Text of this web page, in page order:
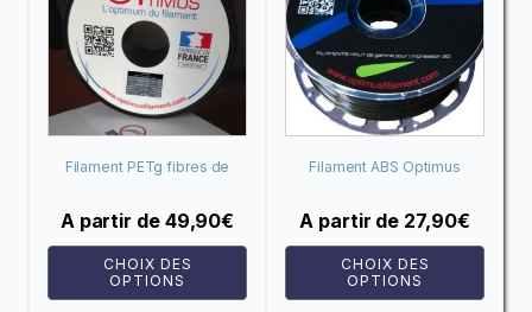
Filament PETg fibres de
carbone OPtimus
A partir de 49,90€
CHOIX DES
OPTIONS
plusieurs
variations.
options
peuvent
choisies
sur
page
Filament ABS Optimus
A partir de 27,90€
CHOIX DES
OPTIONS
a
plusieurs
variations.
Les
options
peuvent
choisies
sur
page